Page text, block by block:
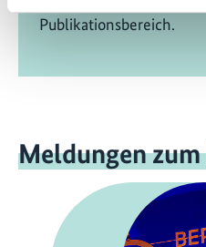
Publikationsbereich.
Meldungen